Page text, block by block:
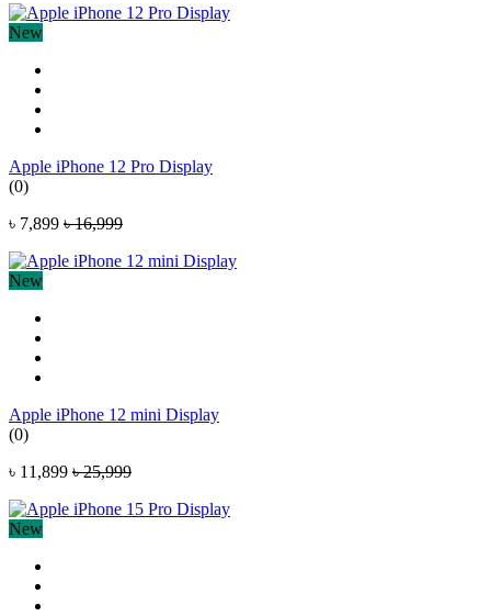
New
Apple iPhone 12 Pro Display
(0)
৳ 7,899 ৳ 16,999
New
Apple iPhone 12 mini Display
(0)
৳ 11,899 ৳ 25,999
New